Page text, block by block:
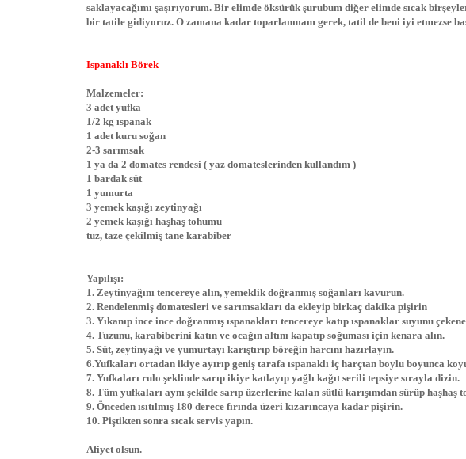
saklayacağımı şaşırıyorum. Bir elimde öksürük şurubum diğer elimde sıcak
bir tatile gidiyoruz. O zamana kadar toparlanmam gerek, tatil de beni iyi etmezse
Ispanaklı Börek
Malzemeler:
3 adet yufka
1/2 kg ıspanak
1 adet kuru soğan
2-3 sarımsak
1 ya da 2 domates rendesi ( yaz domateslerinden kullandım )
1 bardak süt
1 yumurta
3 yemek kaşığı zeytinyağı
2 yemek kaşığı haşhaş tohumu
tuz, taze çekilmiş tane karabiber
Yapılışı:
1. Zeytinyağını tencereye alın, yemeklik doğranmış soğanları kavurun.
2. Rendelenmiş domatesleri ve sarımsakları da ekleyip birkaç dakika pişirin
3. Yıkanıp ince ince doğranmış ıspanakları tencereye katıp ıspanaklar suyunu
4. Tuzunu, karabiberini katın ve ocağın altını kapatıp soğuması için kenara alın.
5. Süt, zeytinyağı ve yumurtayı karıştırıp böreğin harcını hazırlayın.
6.Yufkaları ortadan ikiye ayırıp geniş tarafa ıspanaklı iç harçtan boylu boyunca
7. Yufkaları rulo şeklinde sarıp ikiye katlayıp yağlı kağıt serili tepsiye sırayla dizin.
8. Tüm yufkaları aynı şekilde sarıp üzerlerine kalan sütlü karışımdan sürüp haşhaş
9. Önceden ısıtılmış 180 derece fırında üzeri kızarıncaya kadar pişirin.
10. Piştikten sonra sıcak servis yapın.
Afiyet olsun.